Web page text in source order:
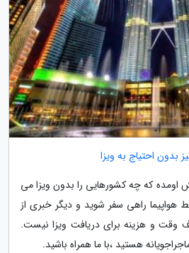
احتیاج به ویزا
اومده که چه کشورهایی را بدون ویزا می
هواپیما راهی سفر شوید و دیگر خبری از
وقت و هزینه برای دریافت ویزا نیست.
هستید ،با ما همراه باشید.